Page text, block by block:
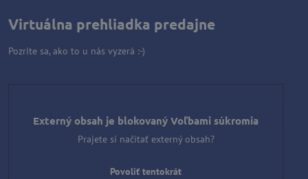
Virtuálna prehliadka predajne
Pozrite sa, ako to u nás vyzerá :-)
Externý obsah je blokovaný Voľbami súkromia
Prajete si načítať externý obsah?
Povoliť tentokrát